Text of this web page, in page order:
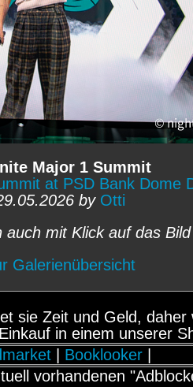
Major 1 Summit
at PSD Bank Dome
by Otti
auch mit Klick auf das
Galerienübersicht
sie Zeit und Geld,
in einem unserer
Booklooker
vorhandenen